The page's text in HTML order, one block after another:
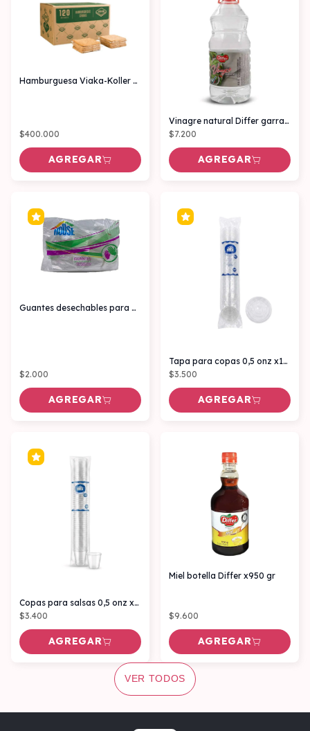
Hamburguesa Viaka-Koller x120 unidades
$400.000
AGREGAR
Vinagre natural Differ garrafa x3.000
$7.200
AGREGAR
Guantes desechables para Pollo x100
$2.000
AGREGAR
Tapa para copas 0,5 onz x100 unidades
$3.500
AGREGAR
Copas para salsas 0,5 onz x100 Unidades
$3.400
AGREGAR
Miel botella Differ x950 gr
$9.600
AGREGAR
VER TODOS